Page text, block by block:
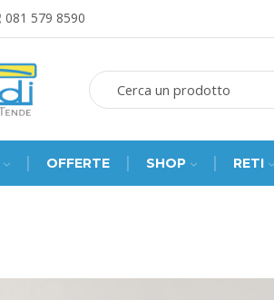
081 579 8590
OFFERTE SHOP RETI